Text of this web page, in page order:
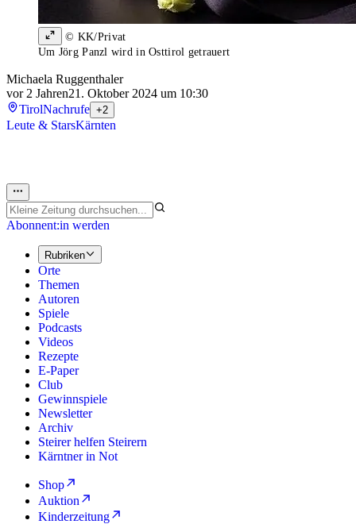
© KK/Privat
Um Jörg Panzl wird in Osttirol getrauert
Michaela Ruggenthaler
vor 2 Jahren21. Oktober 2024 um 10:30
TirolNachrufe +2
Leute & StarsKärnten
Abonnent:in werden
Rubriken
Orte
Themen
Autoren
Spiele
Podcasts
Videos
Rezepte
E-Paper
Club
Gewinnspiele
Newsletter
Archiv
Steirer helfen Steirern
Kärntner in Not
Shop
Auktion
Kinderzeitung